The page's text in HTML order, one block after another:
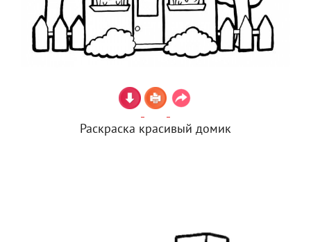
Раскраска красивый домик